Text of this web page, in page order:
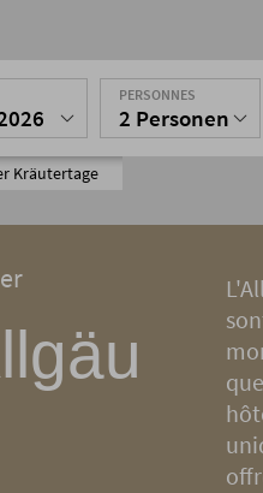
Kräutertage
PERSONNES
2 Personen